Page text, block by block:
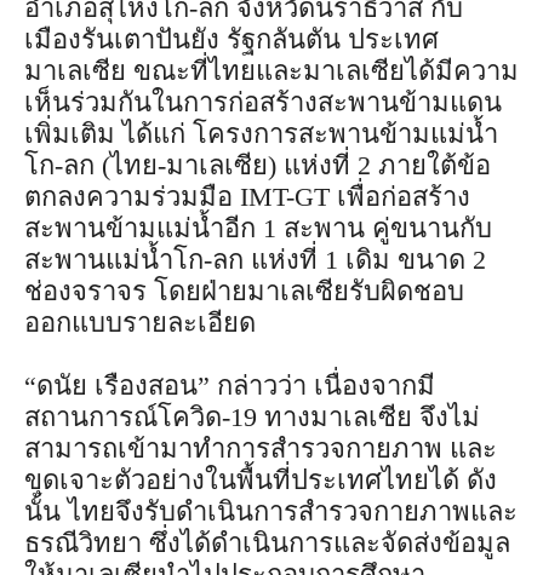
อำเภอสุไหงโก-ลก จังหวัดนราธิวาส กับ
เมืองรันเตาปันยัง รัฐกลันตัน ประเทศ
มาเลเซีย ขณะที่ไทยและมาเลเซียได้มีความ
เห็นร่วมกันในการก่อสร้างสะพานข้ามแดน
เพิ่มเติม ได้แก่ โครงการสะพานข้ามแม่น้ำ
โก-ลก (ไทย-มาเลเซีย) แห่งที่ 2 ภายใต้ข้อ
ตกลงความร่วมมือ IMT-GT เพื่อก่อสร้าง
สะพานข้ามแม่น้ำอีก 1 สะพาน คู่ขนานกับ
สะพานแม่น้ำโก-ลก แห่งที่ 1 เดิม ขนาด 2
ช่องจราจร โดยฝ่ายมาเลเซียรับผิดชอบ
ออกแบบรายละเอียด
“ดนัย เรืองสอน” กล่าวว่า เนื่องจากมี
สถานการณ์โควิด-19 ทางมาเลเซีย จึงไม่
สามารถเข้ามาทำการสำรวจกายภาพ และ
ขุดเจาะตัวอย่างในพื้นที่ประเทศไทยได้ ดัง
นั้น ไทยจึงรับดำเนินการสำรวจกายภาพและ
ธรณีวิทยา ซึ่งได้ดำเนินการและจัดส่งข้อมูล